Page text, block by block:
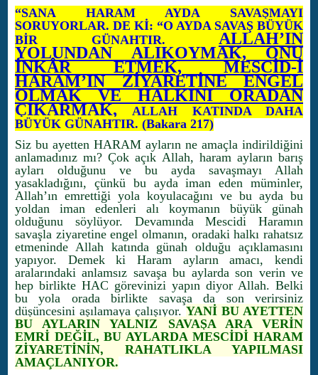
“SANA HARAM AYDA SAVAŞMAYI
SORUYORLAR. DE Kİ: “O AYDA SAVAŞ BÜYÜK
BİR GÜNAHTIR. ALLAH’IN
YOLUNDAN ALIKOYMAK, ONU
İNKÂR ETMEK, MESCİD-İ
HARAM’IN ZİYARETİNE ENGEL
OLMAK VE HALKINI ORADAN
ÇIKARMAK,ALLAH KATINDA DAHA
BÜYÜK GÜNAHTIR. (Bakara 217)
Siz bu ayetten HARAM ayların ne amaçla indirildiğini
anlamadınız mı? Çok açık Allah, haram ayların barış
ayları olduğunu ve bu ayda savaşmayı Allah
yasakladığını, çünkü bu ayda iman eden müminler,
Allah’ın emrettiği yola koyulacağını ve bu ayda bu
yoldan iman edenleri alı koymanın büyük günah
olduğunu söylüyor. Devamında Mescidi Haramın
savaşla ziyaretine engel olmanın, oradaki halkı rahatsız
etmeninde Allah katında günah olduğu açıklamasını
yapıyor. Demek ki Haram ayların amacı, kendi
aralarındaki anlamsız savaşa bu aylarda son verin ve
hep birlikte HAC görevinizi yapın diyor Allah. Belki
bu yola orada birlikte savaşa da son verirsiniz
düşüncesini aşılamaya çalışıyor. YANİ BU AYETTEN
BU AYLARIN YALNIZ SAVAŞA ARA VERİN
EMRİ DEĞİL, BU AYLARDA MESCİDİ HARAM
ZİYARETİNİN, RAHATLIKLA YAPILMASI
AMAÇLANIYOR.